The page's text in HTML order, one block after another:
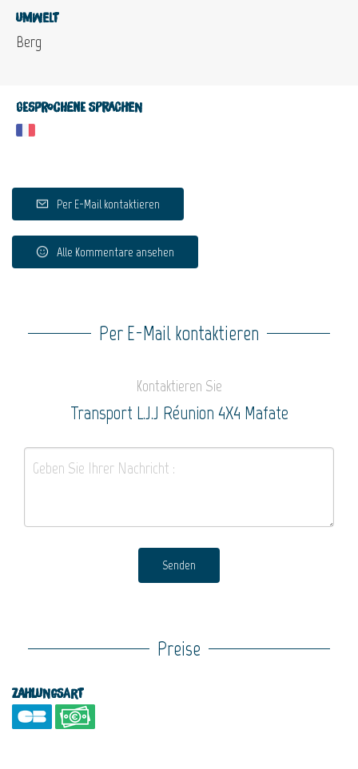
Umwelt
Berg
Gesprochene Sprachen
Per E-Mail kontaktieren
Alle Kommentare ansehen
Per E-Mail kontaktieren
Kontaktieren Sie
Transport L.J.J Réunion 4X4 Mafate
Senden
Preise
Zahlungsart